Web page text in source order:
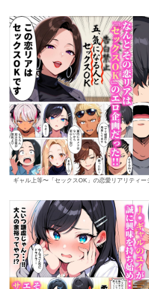
ギャル上等〜「セックスOK」の恋愛リアリティ